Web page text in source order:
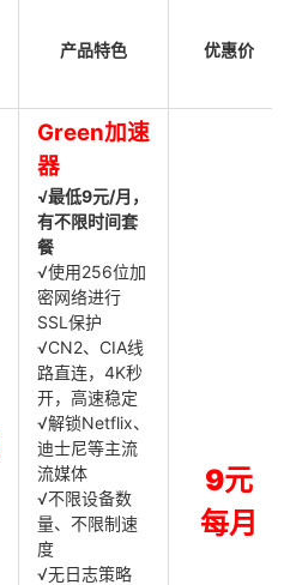
产品特色 优惠价
Green加速
器
√最低9元/月，
有不限时间套
餐
√使用256位加
密网络进行
SSL保护
√CN2、CIA线
路直连，4K秒
开，高速稳定
√解锁Netflix、
迪士尼等主流
流媒体
√不限设备数
量、不限制速
度
√无日志策略
9元
每月